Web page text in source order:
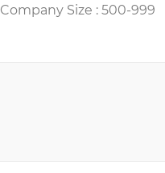
Company Size : 500-999